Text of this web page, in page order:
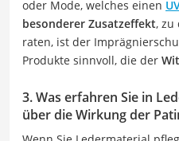
oder Mode, welches einen
besonderer Zusatzeffekt, zu
raten, ist der
Produkte sinnvoll, die der
3. Was erfahren Sie in
über die Wirkung der